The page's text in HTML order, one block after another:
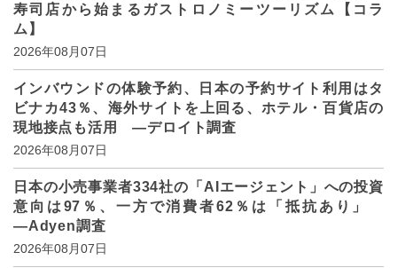
寿司店から始まるガストロノミーツーリズム【コラ
ム】
2026年08月07日
インバウンドの体験予約、日本の予約サイト利用はタ
ビナカ43％、海外サイトを上回る、ホテル・百貨店の
現地接点も活用 ―デロイト調査
2026年08月07日
日本の小売事業者334社の「AIエージェント」への投資
意向は97％、一方で消費者62％は「抵抗あり」
―Adyen調査
2026年08月07日